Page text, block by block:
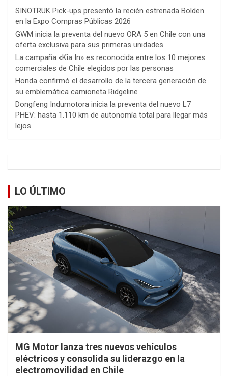
SINOTRUK Pick-ups presentó la recién estrenada Bolden
en la Expo Compras Públicas 2026
GWM inicia la preventa del nuevo ORA 5 en Chile con una
oferta exclusiva para sus primeras unidades
La campaña «Kia In» es reconocida entre los 10 mejores
comerciales de Chile elegidos por las personas
Honda confirmó el desarrollo de la tercera generación de
su emblemática camioneta Ridgeline
Dongfeng Indumotora inicia la preventa del nuevo L7
PHEV: hasta 1.110 km de autonomía total para llegar más
lejos
LO ÚLTIMO
MG Motor lanza tres nuevos vehículos
eléctricos y consolida su liderazgo en la
electromovilidad en Chile